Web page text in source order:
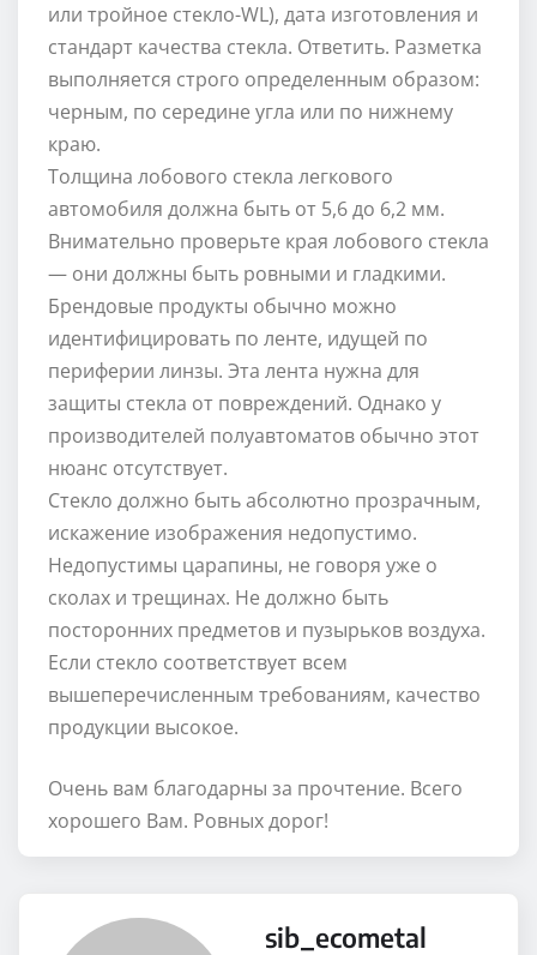
или тройное стекло-WL), дата изготовления и
стандарт качества стекла. Ответить. Разметка
выполняется строго определенным образом:
черным, по середине угла или по нижнему
краю.
Толщина лобового стекла легкового
автомобиля должна быть от 5,6 до 6,2 мм.
Внимательно проверьте края лобового стекла
— они должны быть ровными и гладкими.
Брендовые продукты обычно можно
идентифицировать по ленте, идущей по
периферии линзы. Эта лента нужна для
защиты стекла от повреждений. Однако у
производителей полуавтоматов обычно этот
нюанс отсутствует.
Стекло должно быть абсолютно прозрачным,
искажение изображения недопустимо.
Недопустимы царапины, не говоря уже о
сколах и трещинах. Не должно быть
посторонних предметов и пузырьков воздуха.
Если стекло соответствует всем
вышеперечисленным требованиям, качество
продукции высокое.
Очень вам благодарны за прочтение. Всего
хорошего Вам. Ровных дорог!
sib_ecometal